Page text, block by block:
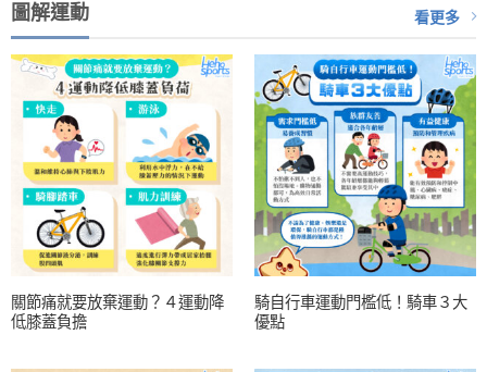
圖解運動 看更多
關節痛就要放棄運動？４運動降
低膝蓋負擔
騎自行車運動門檻低！騎車３大
優點